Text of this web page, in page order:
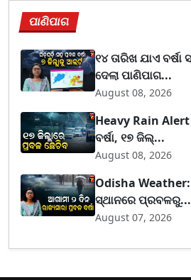
ପାଣିପାଗ
୧୪ ତାରିଖ ଯାଏ ବର୍ଷା
ଦେଲା ପାଣିପାଗ...
August 08, 2026
Heavy Rain
ବର୍ଷା, ୧୭ ଜିଲ୍...
August 08, 2026
Odisha
ସ୍ଥାନରେ ପ୍ରବଳରୁ...
August 07, 2026